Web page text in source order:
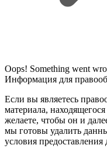
Oops! Something went
Информация для
Если вы являетесь
материала, находящегося
желаете, чтобы он и
мы готовы удалить
условия предоставления